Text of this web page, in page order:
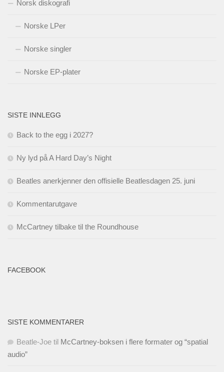
Norsk diskografi
Norske LPer
Norske singler
Norske EP-plater
SISTE INNLEGG
Back to the egg i 2027?
Ny lyd på A Hard Day’s Night
Beatles anerkjenner den offisielle Beatlesdagen 25. juni
Kommentarutgave
McCartney tilbake til the Roundhouse
FACEBOOK
SISTE KOMMENTARER
Beatle-Joe til McCartney-boksen i flere formater og “spatial
audio”